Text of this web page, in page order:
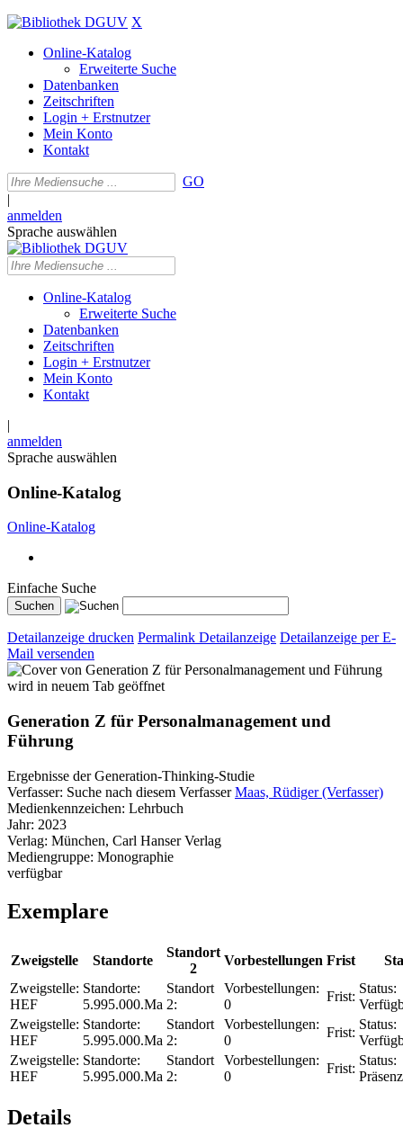
X
Online-Katalog
Erweiterte Suche
Datenbanken
Zeitschriften
Login + Erstnutzer
Mein Konto
Kontakt
GO
|
anmelden
Sprache auswählen
Online-Katalog
Erweiterte Suche
Datenbanken
Zeitschriften
Login + Erstnutzer
Mein Konto
Kontakt
|
anmelden
Sprache auswählen
Online-Katalog
Online-Katalog
Einfache Suche
Detailanzeige drucken Permalink Detailanzeige Detailanzeige per E-
Mail versenden
wird in neuem Tab geöffnet
Generation Z für Personalmanagement und
Führung
Ergebnisse der Generation-Thinking-Studie
Verfasser: Suche nach diesem Verfasser Maas, Rüdiger (Verfasser)
Medienkennzeichen: Lehrbuch
Jahr: 2023
Verlag: München, Carl Hanser Verlag
Mediengruppe: Monographie
verfügbar
Exemplare
Zweigstelle Standorte
Standort
2
Vorbestellungen Frist
Zweigstelle:
HEF
Standorte:
5.995.000.Ma
Standort
2:
Vorbestellungen:
0
Frist:
Status:
Zweigstelle:
HEF
Standorte:
5.995.000.Ma
Standort
2:
Vorbestellungen:
0
Frist:
Status:
Zweigstelle:
HEF
Standorte:
5.995.000.Ma
Standort
2:
Vorbestellungen:
0
Frist:
Status:
Details